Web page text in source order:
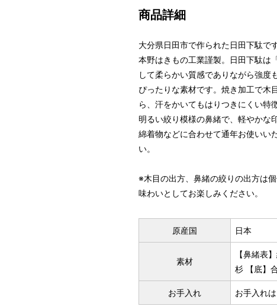
商品詳細
大分県日田市で作られた日田下駄です
本野はきもの工業謹製。日田下駄は
して柔らかい質感でありながら強度
ぴったりな素材です。焼き加工で木
ら、汗をかいてもはりつきにくい特
明るい絞り模様の鼻緒で、軽やかな
綿着物などに合わせて通年お使いい
い。
※木目の出方、鼻緒の絞りの出方は
味わいとしてお楽しみください。
原産国 日本
素材
【鼻緒表
杉 【底】
お手入れ お手入れ